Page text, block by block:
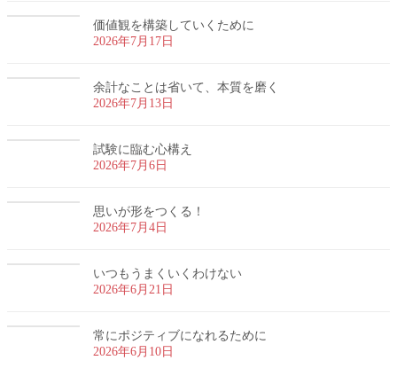
価値観を構築していくために
2026年7月17日
余計なことは省いて、本質を磨く
2026年7月13日
試験に臨む心構え
2026年7月6日
思いが形をつくる！
2026年7月4日
いつもうまくいくわけない
2026年6月21日
常にポジティブになれるために
2026年6月10日